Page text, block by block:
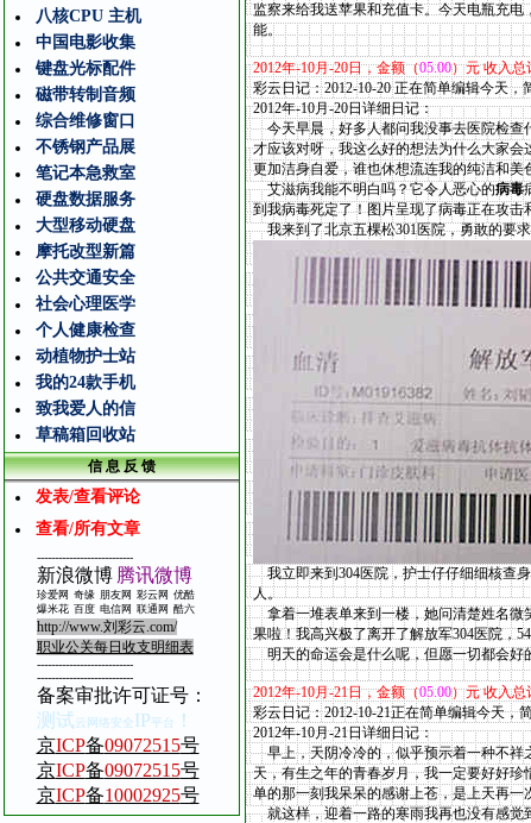
八核CPU 主机
中国电影收集
键盘光标配件
磁带转制音频
综合维修窗口
不锈钢产品展
笔记本急救室
硬盘数据服务
大型移动硬盘
摩托改型新篇
公共交通安全
社会心理医学
个人健康检查
动植物护士站
我的24款手机
致我爱人的信
草稿箱回收站
信 息 反 馈
发表/查看评论
查看/所有文章
---------------------------
新浪微博 腾讯微博
珍爱网 奇缘 朋友网 彩云网 优酷
爆米花 百度 电信网 联通网 酷六
http://www.刘彩云.com/
职业公关每日收支明细表
---------------------------
---------------------------
备案审批许可证号：
测试 云网络安全IP平台
！
京ICP备09072515号
京ICP备09072515号
京ICP备10002925号
监察来给我送苹果和充值卡。今天电瓶充
能。
2012年-10月-20日，金额（05.00）元 收入总
彩云日记：2012-10-20 正在简单编辑今天，
2012年-10月-20日详细日记：
今天早晨，好多人都问我没事去医院检查
才应该对呀，我这么好的想法为什么大家
更加洁身自爱，谁也休想流连我的纯洁和美
艾滋病我能不明白吗？它令人恶心的病毒
到我病毒死定了！图片呈现了病毒正在攻
我来到了北京五棵松301医院，勇敢的要
我立即来到304医院，护士仔仔细细核查
人。
拿着一堆表单来到一楼，她问清楚姓名微
果啦！我高兴极了离开了解放军304医院，
明天的命运会是什么呢，但愿一切都会好
2012年-10月-21日，金额（05.00）元 收入总
彩云日记：2012-10-21正在简单编辑今天，
2012年-10月-21日详细日记：
早上，天阴冷冷的，似乎预示着一种不祥
天，有生之年的青春岁月，我一定要好好
单的那一刻我呆呆的感谢上苍，是上天再一
就这样，迎着一路的寒雨我再也没有感觉